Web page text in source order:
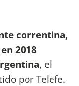
correntina,
en 2018
, el
por Telefe.